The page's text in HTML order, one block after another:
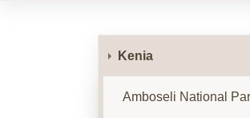
Kenia
Amboseli National